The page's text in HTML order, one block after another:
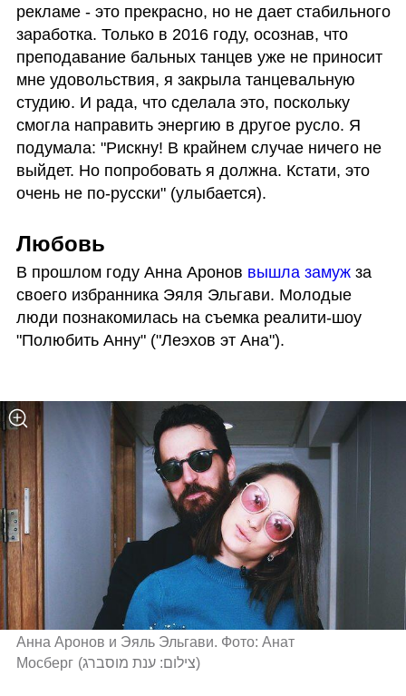
рекламе - это прекрасно, но не дает стабильного
заработка. Только в 2016 году, осознав, что
преподавание бальных танцев уже не приносит
мне удовольствия, я закрыла танцевальную
студию. И рада, что сделала это, поскольку
смогла направить энергию в другое русло. Я
подумала: "Рискну! В крайнем случае ничего не
выйдет. Но попробовать я должна. Кстати, это
очень не по-русски" (улыбается).
Любовь
В прошлом году Анна Аронов вышла замуж за
своего избранника Эяля Эльгави. Молодые
люди познакомилась на съемка реалити-шоу
"Полюбить Анну" ("Леэхов эт Ана").
Анна Аронов и Эяль Эльгави. Фото: Анат
Мосберг (צילום: ענת מוסברג)